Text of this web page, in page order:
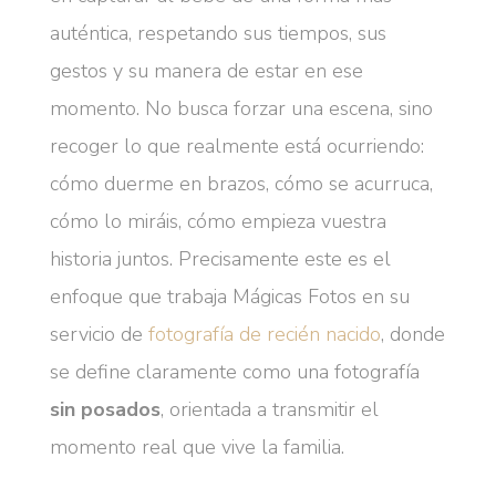
auténtica, respetando sus tiempos, sus
gestos y su manera de estar en ese
momento. No busca forzar una escena, sino
recoger lo que realmente está ocurriendo:
cómo duerme en brazos, cómo se acurruca,
cómo lo miráis, cómo empieza vuestra
historia juntos. Precisamente este es el
enfoque que trabaja Mágicas Fotos en su
servicio de fotografía de recién nacido, donde
se define claramente como una fotografía
sin posados, orientada a transmitir el
momento real que vive la familia.